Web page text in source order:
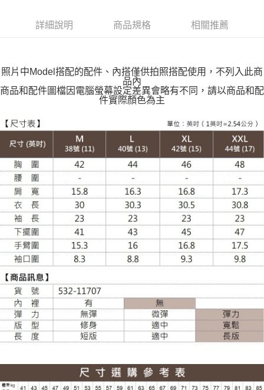
每筆NT$100，滿NT$599(含以上)免運費
每筆NT$100，滿NT$988(含以上)免運費
付款後萊爾富取貨
每筆NT$100，滿NT$988(含以上)免運費
7-11取貨付款
每筆NT$100，滿NT$988(含以上)免運費
付款後7-11取貨
每筆NT$100，滿NT$988(含以上)免運費
大嘴鳥宅配通
每筆NT$100，滿NT$988(含以上)免運費
貨到付款
每筆NT$120
詳細說明 商品規格 相關推薦
照片中Model搭配的配件、內搭僅供拍照搭配使用，不列入此商
品內
商品和配件圖檔因電腦螢幕設定差異會略有不同，請以商品和配
件實際顏色為主